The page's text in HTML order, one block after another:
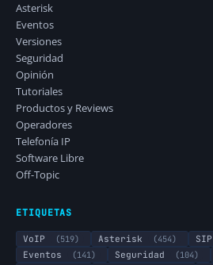
Asterisk
Eventos
Versiones
Seguridad
Opinión
Tutoriales
Productos y Reviews
Operadores
Telefonía IP
Software Libre
Off-Topic
ETIQUETAS
VoIP (519) Asterisk (454) SIP
Eventos
(141) Seguridad (104)